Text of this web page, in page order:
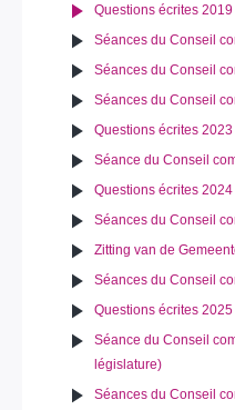
Questions écrites 2019
Séances du Conseil
Séances du Conseil
Séances du Conseil
Questions écrites 2023
Séance du Conseil
Questions écrites 2024
Séances du Conseil
Zitting van de
Séances du Conseil
Questions écrites 2025
Séance du Conseil
législature)
Séances du Conseil